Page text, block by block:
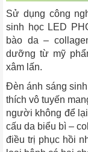
Sử dụng công
sinh học LED
bào da –
dưỡng từ mỹ
xâm lấn.
Đèn ánh sáng
thích vô tuyến
người không để
cấu da biểu bì –
điều trị phục hồi